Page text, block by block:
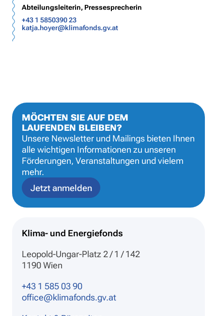
Abteilungsleiterin, Pressesprecherin
+43 1 5850390 23
katja.hoyer@klimafonds.gv.at
MÖCHTEN SIE AUF DEM
LAUFENDEN BLEIBEN?
Unsere Newsletter und Mailings bieten Ihnen
alle wichtigen Informationen zu unseren
Förderungen, Veranstaltungen und vielem
mehr.
Jetzt anmelden
Klima- und Energiefonds
Leopold-Ungar-Platz 2 / 1 / 142
1190 Wien
+43 1 585 03 90
office@klimafonds.gv.at